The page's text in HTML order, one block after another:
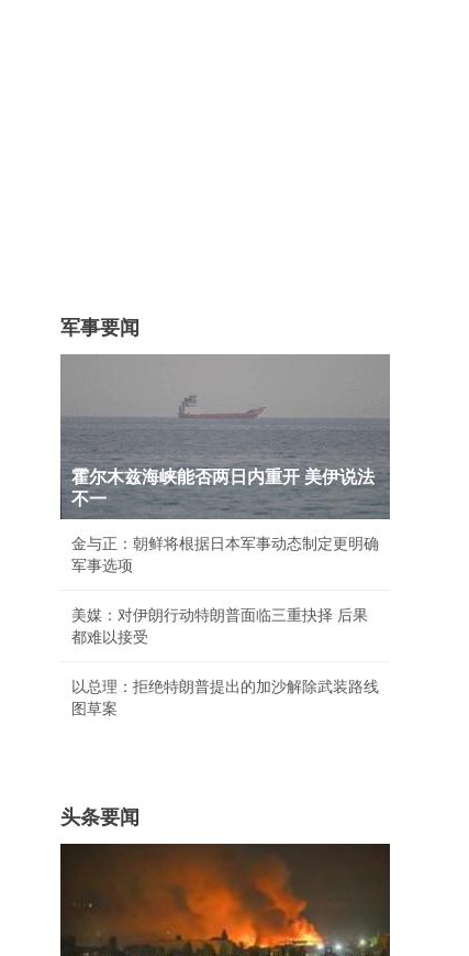
军事要闻
霍尔木兹海峡能否两日内重开 美伊说法
不一
金与正：朝鲜将根据日本军事动态制定更明确
军事选项
美媒：对伊朗行动特朗普面临三重抉择 后果
都难以接受
以总理：拒绝特朗普提出的加沙解除武装路线
图草案
头条要闻